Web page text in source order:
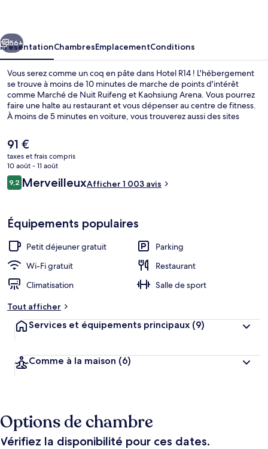
Suivant
56+
PrésentationChambresEmplacementConditions
Vous serez comme un coq en pâte dans Hotel R14 ! L'hébergement
se trouve à moins de 10 minutes de marche de points d'intérêt
comme Marché de Nuit Ruifeng et Kaohsiung Arena. Vous pourrez
faire une halte au restaurant et vous dépenser au centre de fitness.
À moins de 5 minutes en voiture, vous trouverez aussi des sites
Arena Shopping Plaza. Les autres voyageurs ne tarissent pas
d'éloges en ce qui concerne le personnel attentionné et
l'emplacement. L'hébergement se situe à une très courte distance à
pied des transports publics : Station Kaohsiung Arena se trouve à 3
min et Station Aozihdi, à 12 min.
Le
prix
actuel
est
de
91 €
taxes et frais compris
10 août - 11 août
Avis
voyageurs
9,29,2 sur 10
MerveilleuxAfficher 1 003 avis
Équipements populaires
Petit déjeuner gratuit
Parking
Wi-Fi gratuit
Restaurant
Climatisation
Salle de sport
Tout afficher
Services et équipements principaux (9)
Comme à la maison (6)
Options de chambre
Vérifiez la disponibilité pour ces dates.